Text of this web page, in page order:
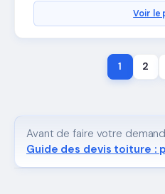
Voir le
1 2
Avant de faire votre
Guide des devis toiture :